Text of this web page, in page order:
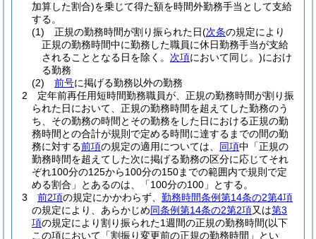
加算した割合)を乗じて得た額を時間外勤務手当として支給
する。
(1)
正規の勤務時間が割り振られた日(次条の規定により
正規の勤務時間中に勤務した職員に休日勤務手当が支給
されることとなる日を除く。 次項において同じ。)におけ
る勤務
(2)
前号に掲げる勤務以外の勤務
2
定年前再任用短時間勤務職員が、正規の勤務時間が割り振
られた日において、正規の勤務時間を超えてした勤務のう
ち、その勤務の時間とその勤務をした日における正規の勤
務時間との合計が規則で定める時間に達するまでの間の勤
務に対する前項の規定の適用については、 同項中「正規の
勤務時間を超えてした次に掲げる勤務の区分に応じてそれ
ぞれ100分の125から100分の150までの範囲内で規則で定
める割合」とあるのは、「100分の100」とする。
3
前2項の規定にかかわらず、 勤務時間条例第14条の2第4項
の規定により、あらかじめ同条例第14条の2第2項又は第3
項の規定により割り振られた1週間の正規の勤務時間(以下
この項において「割振り変更前の正規の勤務時間」とい